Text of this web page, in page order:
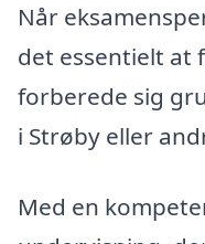
Når
det essentielt at
forberede sig
i Strøby eller
Med en